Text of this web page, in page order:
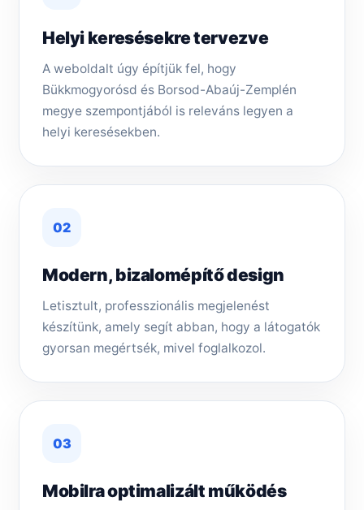
Helyi keresésekre tervezve
A weboldalt úgy építjük fel, hogy
Bükkmogyorósd és Borsod-Abaúj-Zemplén
megye szempontjából is releváns legyen a
helyi keresésekben.
02
Modern, bizalomépítő design
Letisztult, professzionális megjelenést
készítünk, amely segít abban, hogy a látogatók
gyorsan megértsék, mivel foglalkozol.
03
Mobilra optimalizált működés